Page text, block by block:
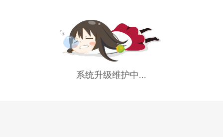
系统升级维护中...